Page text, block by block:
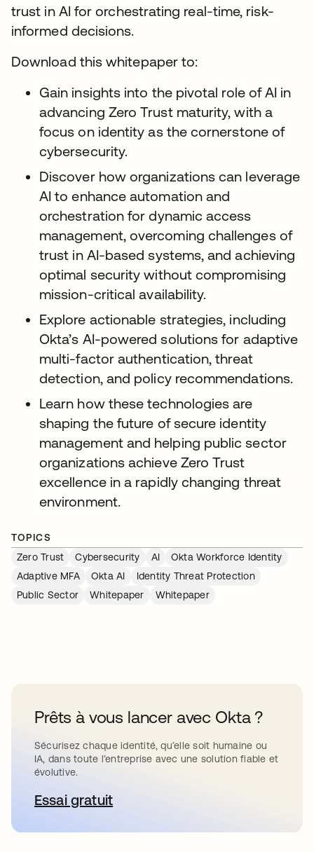
trust in AI for orchestrating real-time, risk-
informed decisions.
Download this whitepaper to:
Gain insights into the pivotal role of AI in
advancing Zero Trust maturity, with a
focus on identity as the cornerstone of
cybersecurity.
Discover how organizations can leverage
AI to enhance automation and
orchestration for dynamic access
management, overcoming challenges of
trust in AI-based systems, and achieving
optimal security without compromising
mission-critical availability.
Explore actionable strategies, including
Okta’s AI-powered solutions for adaptive
multi-factor authentication, threat
detection, and policy recommendations.
Learn how these technologies are
shaping the future of secure identity
management and helping public sector
organizations achieve Zero Trust
excellence in a rapidly changing threat
environment.
TOPICS
Zero Trust
Cybersecurity AI
Okta Workforce Identity
Adaptive MFA
Okta AI
Identity Threat Protection
Public Sector
Whitepaper Whitepaper
Prêts à vous lancer avec Okta ?
Sécurisez chaque identité, qu’elle soit humaine ou
IA, dans toute l’entreprise avec une solution fiable et
évolutive.
Essai gratuits’ouvre dans un nouvel onglet